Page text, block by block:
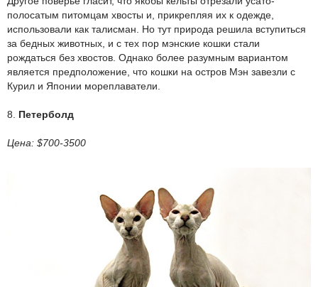
полосатым питомцам хвосты и, прикрепляя их к одежде,
использовали как талисман. Но тут природа решила вступиться
за бедных животных, и с тех пор мэнские кошки стали
рождаться без хвостов. Однако более разумным вариантом
является предположение, что кошки на остров Мэн завезли с
Курил и Японии мореплаватели.
8. Петерболд
Цена: $700-3500